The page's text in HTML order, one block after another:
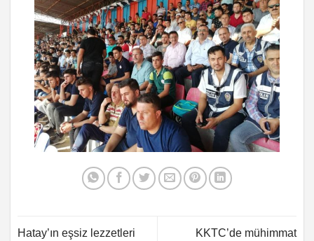
Hatay’ın eşsiz lezzetleri
KKTC’de mühimmat